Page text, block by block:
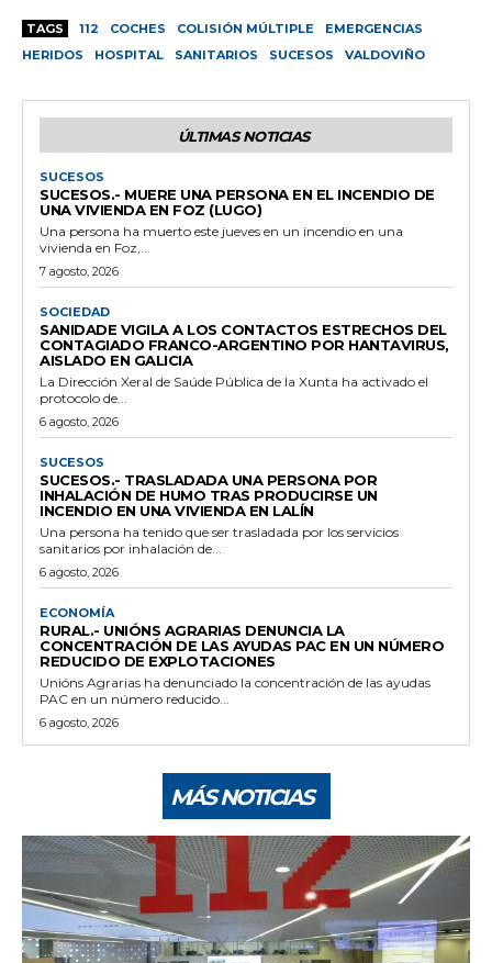
TAGS 112 COCHES COLISIÓN MÚLTIPLE
EMERGENCIAS
HERIDOS
HOSPITAL SANITARIOS SUCESOS VALDOVIÑO
ÚLTIMAS NOTICIAS
SUCESOS
SUCESOS.- MUERE UNA PERSONA EN EL INCENDIO DE
UNA VIVIENDA EN FOZ (LUGO)
Una persona ha muerto este jueves en un incendio en una
vivienda en Foz,...
7 agosto, 2026
SOCIEDAD
SANIDADE VIGILA A LOS CONTACTOS ESTRECHOS DEL
CONTAGIADO FRANCO-ARGENTINO POR HANTAVIRUS,
AISLADO EN GALICIA
La Dirección Xeral de Saúde Pública de la Xunta ha activado el
protocolo de...
6 agosto, 2026
SUCESOS
SUCESOS.- TRASLADADA UNA PERSONA POR
INHALACIÓN DE HUMO TRAS PRODUCIRSE UN
INCENDIO EN UNA VIVIENDA EN LALÍN
Una persona ha tenido que ser trasladada por los servicios
sanitarios por inhalación de...
6 agosto, 2026
ECONOMÍA
RURAL.- UNIÓNS AGRARIAS DENUNCIA LA
CONCENTRACIÓN DE LAS AYUDAS PAC EN UN NÚMERO
REDUCIDO DE EXPLOTACIONES
Unións Agrarias ha denunciado la concentración de las ayudas
PAC en un número reducido...
6 agosto, 2026
MÁS NOTICIAS